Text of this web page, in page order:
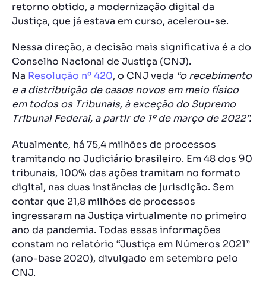
retorno obtido, a modernização digital da
Justiça, que já estava em curso, acelerou-se.
Nessa direção, a decisão mais significativa é a do
Conselho Nacional de Justiça (CNJ).
Na Resolução nº 420, o CNJ veda “o recebimento
e a distribuição de casos novos em meio físico
em todos os Tribunais, à exceção do Supremo
Tribunal Federal, a partir de 1º de março de 2022”.
Atualmente, há 75,4 milhões de processos
tramitando no Judiciário brasileiro. Em 48 dos 90
tribunais, 100% das ações tramitam no formato
digital, nas duas instâncias de jurisdição. Sem
contar que 21,8 milhões de processos
ingressaram na Justiça virtualmente no primeiro
ano da pandemia. Todas essas informações
constam no relatório “Justiça em Números 2021”
(ano-base 2020), divulgado em setembro pelo
CNJ.